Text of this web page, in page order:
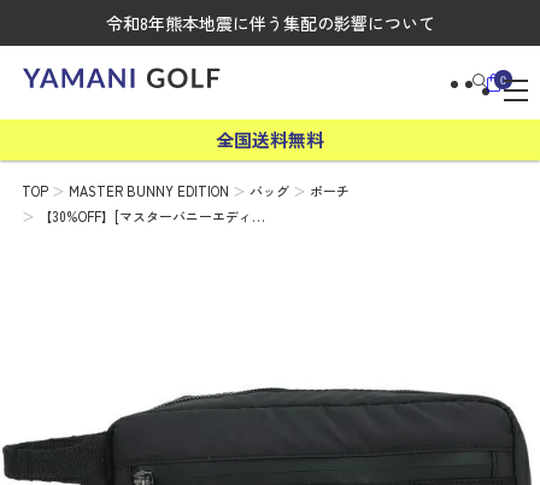
令和8年熊本地震に伴う集配の影響について
0
全国送料無料
TOP MASTER BUNNY EDITION バッグ
ポーチ
【30%OFF】[マスターバニーエディ…